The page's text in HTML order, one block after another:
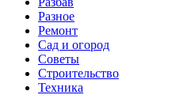
Разное
Ремонт
Сад и огород
Советы
Строительство
Техника